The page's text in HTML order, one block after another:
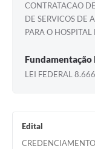
CONTRATACAO
DE SERVICOS DE
PARA O
Fundamentação
LEI FEDERAL
Edital